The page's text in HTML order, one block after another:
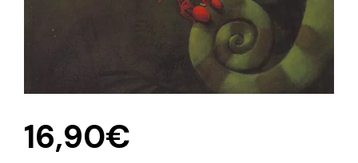
16,90€